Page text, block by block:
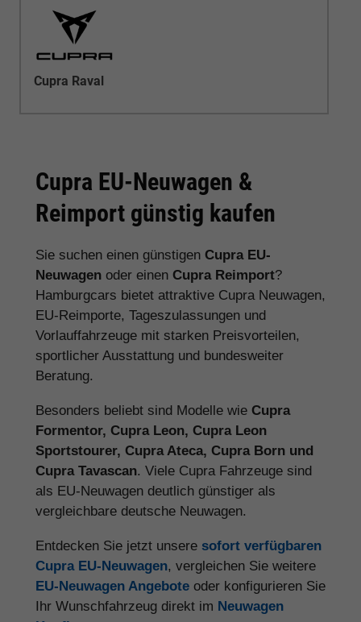
Cupra Raval
Cupra EU-Neuwagen &
Reimport günstig kaufen
Sie suchen einen günstigen Cupra EU-
Neuwagen oder einen Cupra Reimport?
Hamburgcars bietet attraktive Cupra Neuwagen,
EU-Reimporte, Tageszulassungen und
Vorlauffahrzeuge mit starken Preisvorteilen,
sportlicher Ausstattung und bundesweiter
Beratung.
Besonders beliebt sind Modelle wie Cupra
Formentor, Cupra Leon, Cupra Leon
Sportstourer, Cupra Ateca, Cupra Born und
Cupra Tavascan. Viele Cupra Fahrzeuge sind
als EU-Neuwagen deutlich günstiger als
vergleichbare deutsche Neuwagen.
Entdecken Sie jetzt unsere sofort verfügbaren
Cupra EU-Neuwagen, vergleichen Sie weitere
EU-Neuwagen Angebote oder konfigurieren Sie
Ihr Wunschfahrzeug direkt im Neuwagen